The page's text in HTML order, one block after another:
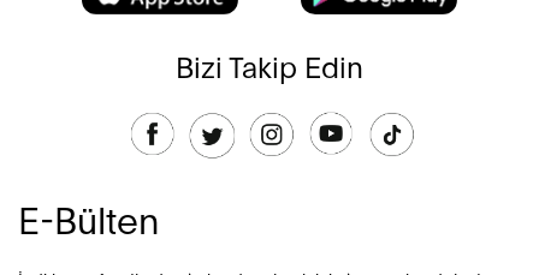
Bizi Takip Edin
E-Bülten